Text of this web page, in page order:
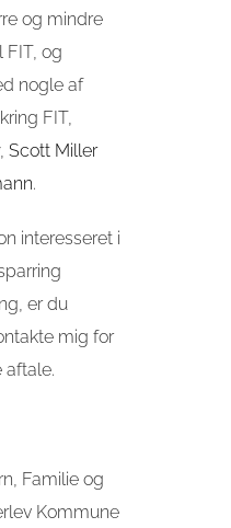
og mindre
FIT, og
nogle af
FIT,
, Scott Miller
.
interesseret i
er du
mig for
Familie og
Kommune